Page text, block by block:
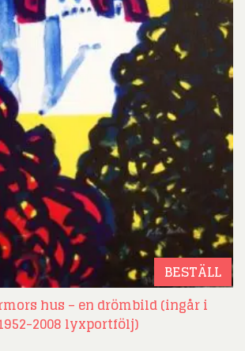
BESTÄLL
hus – en drömbild (ingår i
2008 lyxportfölj)